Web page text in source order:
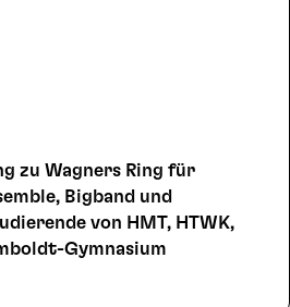
zu Wagners Ring für
Bigband und
von HMT, HTWK,
Gymnasium